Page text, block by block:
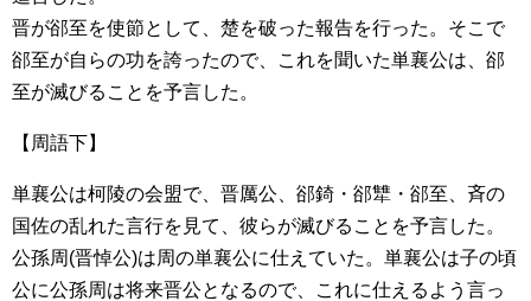
晋が郤至を使節として、楚を破った報告を行った。そこで
郤至が自らの功を誇ったので、これを聞いた単襄公は、郤
至が滅びることを予言した。
【周語下】
単襄公は柯陵の会盟で、晋厲公、郤錡・郤犨・郤至、斉の
国佐の乱れた言行を見て、彼らが滅びることを予言した。
公孫周(晋悼公)は周の単襄公に仕えていた。単襄公は子の頃
公に公孫周は将来晋公となるので、これに仕えるよう言っ